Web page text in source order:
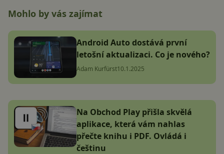
Mohlo by vás zajímat
Android Auto dostává první
letošní aktualizaci. Co je nového?
Adam Kurfürst10.1.2025
Na Obchod Play přišla skvělá
aplikace, která vám nahlas
přečte knihu i PDF. Ovládá i
češtinu